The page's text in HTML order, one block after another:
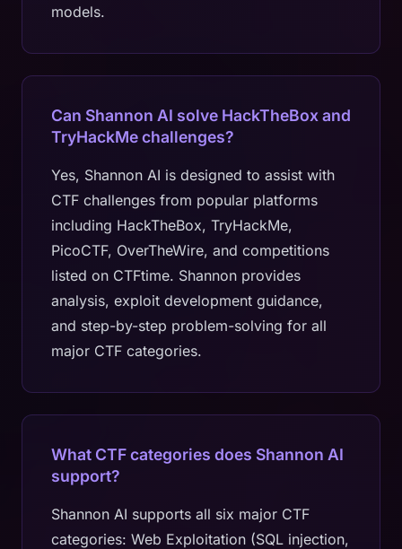
models.
Can Shannon AI solve HackTheBox and
TryHackMe challenges?
Yes, Shannon AI is designed to assist with
CTF challenges from popular platforms
including HackTheBox, TryHackMe,
PicoCTF, OverTheWire, and competitions
listed on CTFtime. Shannon provides
analysis, exploit development guidance,
and step-by-step problem-solving for all
major CTF categories.
What CTF categories does Shannon AI
support?
Shannon AI supports all six major CTF
categories: Web Exploitation (SQL injection,